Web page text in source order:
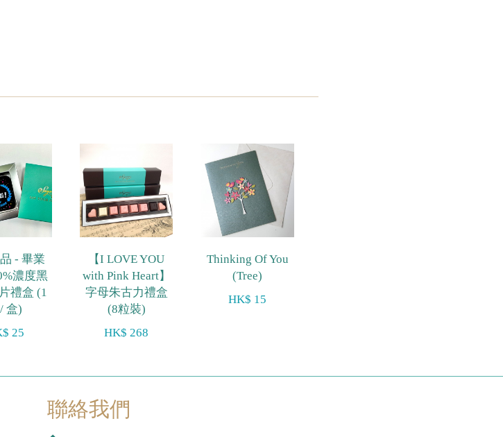
品 - 畢業
濃度黑
禮盒 (1
盒)
25
【I LOVE YOU
with Pink Heart】
字母朱古力禮盒
(8粒裝)
HK$ 268
Thinking Of You
(Tree)
HK$ 15
聯絡我們